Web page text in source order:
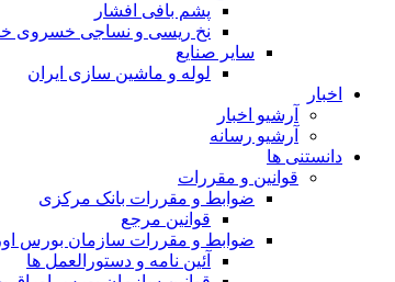
پشم بافی افشار
نخ ریسی و نساجی خسروی
سایر صنایع
لوله و ماشین سازی ایران
اخبار
آرشیو اخبار
آرشیو رسانه
دانستنی ها
قوانین و مقررات
ضوابط و مقررات بانک مرکزی
قوانين مرجع
ضوابط و مقررات سازمان بورس
آئین نامه و دستورالعمل ها